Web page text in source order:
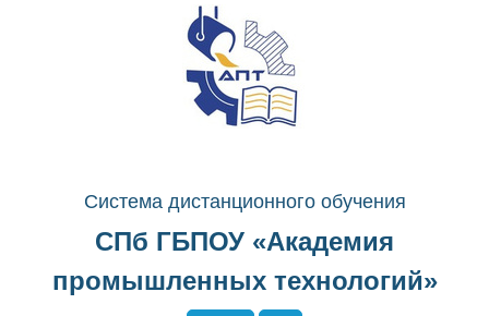
Перейти к основному содержанию
Система дистанционного обучения
СПб ГБПОУ «Академия
промышленных технологий»